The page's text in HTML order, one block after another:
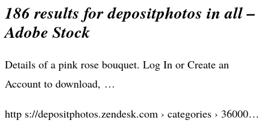
186 results for depositphotos in all –
Adobe Stock
Details of a pink rose bouquet. Log In or Create an
Account to download, …
http s://depositphotos.zendesk.com › categories › 36000…